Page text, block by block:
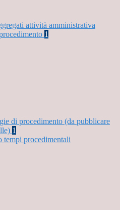
attività amministrativa
1
di procedimento (da pubblicare
1
tempi procedimentali